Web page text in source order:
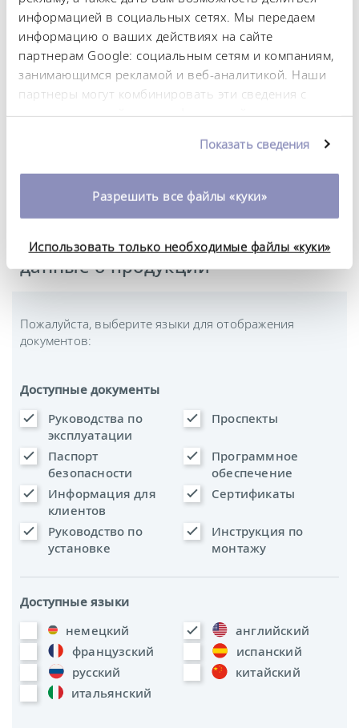
информацией в социальных сетях. Мы передаем
информацию о ваших действиях на сайте
партнерам Google: социальным сетям и компаниям,
занимающимся рекламой и веб-аналитикой. Наши
партнеры могут комбинировать эти сведения с
предоставленной вами информацией, а также
использовании вами их сервисов. Вы можете
изменить или отозвать свое согласие в любое
время. Более подробную информацию об этом вы
можете найти в нашей
политике
Показать сведения
Разрешить все файлы «куки»
Использовать только необходимые файлы «куки»
Питание от сети
230 V; 50/60 Hz
Технический паспорт
Файлы для загрузки — Общие
данные о продукции
Пожалуйста, выберите языки для отображения
документов:
Доступные документы
Руководства по
эксплуатации
Проспекты
Паспорт
безопасности
Программное
обеспечение
Информация для
клиентов
Сертификаты
Руководство по
установке
Инструкция по
монтажу
Доступные языки
немецкий
английский
французский
испанский
русский
китайский
итальянский